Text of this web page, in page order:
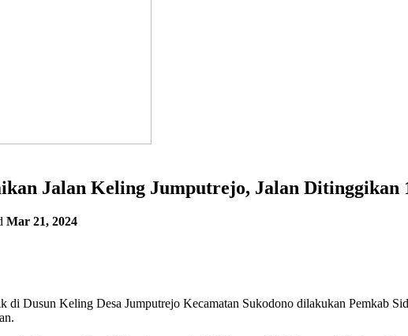
Jalan Keling Jumputrejo, Jalan Ditinggikan
Mar 21, 2024
di Dusun Keling Desa Jumputrejo Kecamatan Sukodono dilakukan Pemkab